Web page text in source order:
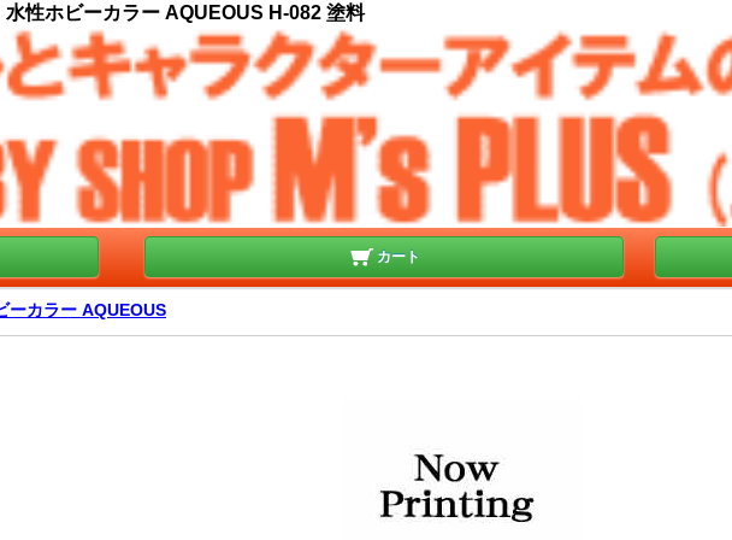
性ホビーカラー AQUEOUS H-082 塗料
カート
ーカラー AQUEOUS